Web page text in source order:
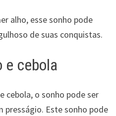
alho, esse sonho pode
de suas conquistas.
e cebola
cebola, o sonho pode ser
Este sonho pode